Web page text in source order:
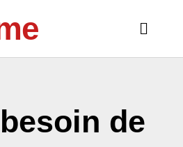
Main
de